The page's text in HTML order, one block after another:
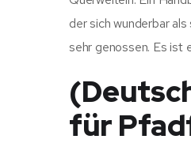
der sich wunderbar
sehr genossen. Es ist
für